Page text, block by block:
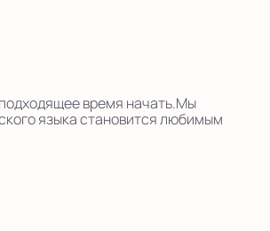
время начать.Мы
языка становится любимым